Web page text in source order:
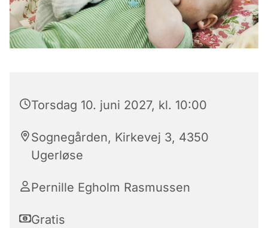
Torsdag 10. juni 2027, kl. 10:00
Sognegården, Kirkevej 3, 4350
Ugerløse
Pernille Egholm Rasmussen
Gratis